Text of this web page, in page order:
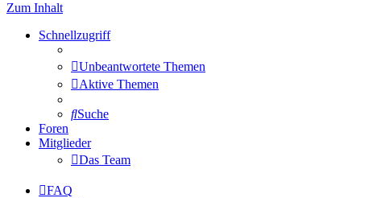
Zum Inhalt
Schnellzugriff
Unbeantwortete Themen
Aktive Themen
Suche
Foren
Mitglieder
Das Team
FAQ